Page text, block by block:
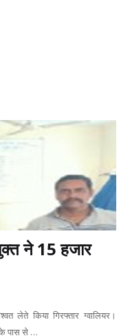
ने 15 हजार
लेते किया गिरफ्तार ग्वालियर।
के पास से …